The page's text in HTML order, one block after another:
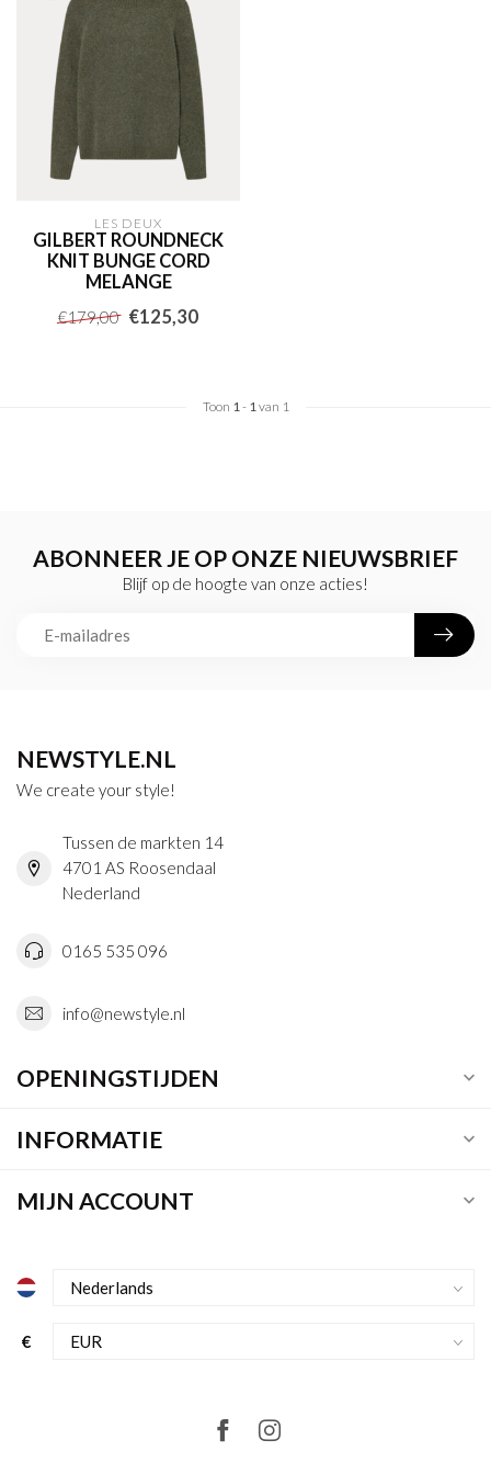
LES DEUX
GILBERT ROUNDNECK
KNIT BUNGE CORD
MELANGE
€179,00 €125,30
Toon 1- 1van 1
ABONNEER JE OP ONZE NIEUWSBRIEF
Blijf op de hoogte van onze acties!
NEWSTYLE.NL
We create your style!
Tussen de markten 14
4701 AS Roosendaal
Nederland
0165 535 096
info@newstyle.nl
OPENINGSTIJDEN
INFORMATIE
MIJN ACCOUNT
€